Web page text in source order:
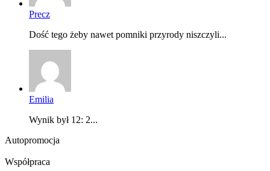
Precz
Dość tego żeby nawet pomniki przyrody niszczyli...
Emilia
Wynik był 12: 2...
Autopromocja
Współpraca